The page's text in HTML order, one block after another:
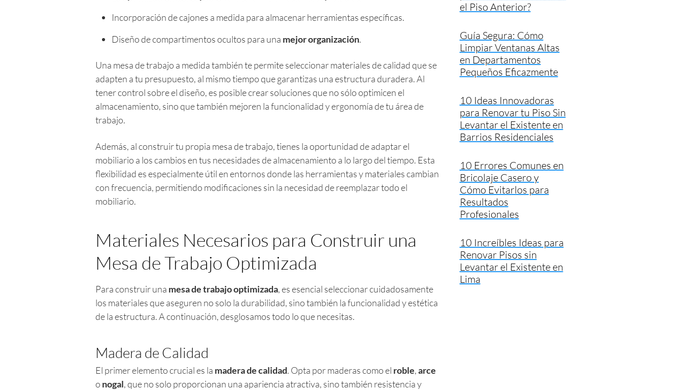
Incorporación de cajones a medida para almacenar herramientas específicas.
Diseño de compartimentos ocultos para una mejor organización.
Una mesa de trabajo a medida también te permite seleccionar materiales de calidad que se
adapten a tu presupuesto, al mismo tiempo que garantizas una estructura duradera. Al
tener control sobre el diseño, es posible crear soluciones que no sólo optimicen el
almacenamiento, sino que también mejoren la funcionalidad y ergonomía de tu área de
trabajo.
Además, al construir tu propia mesa de trabajo, tienes la oportunidad de adaptar el
mobiliario a los cambios en tus necesidades de almacenamiento a lo largo del tiempo. Esta
flexibilidad es especialmente útil en entornos donde las herramientas y materiales cambian
con frecuencia, permitiendo modificaciones sin la necesidad de reemplazar todo el
mobiliario.
Materiales Necesarios para Construir una
Mesa de Trabajo Optimizada
Para construir una mesa de trabajo optimizada, es esencial seleccionar cuidadosamente
los materiales que aseguren no solo la durabilidad, sino también la funcionalidad y estética
de la estructura. A continuación, desglosamos todo lo que necesitas.
Madera de Calidad
El primer elemento crucial es la madera de calidad. Opta por maderas como el roble,arce
o nogal, que no solo proporcionan una apariencia atractiva, sino también resistencia y
el Piso Anterior?
Guía Segura: Cómo
Limpiar Ventanas Altas
en Departamentos
Pequeños Eficazmente
10 Ideas Innovadoras
para Renovar tu Piso Sin
Levantar el Existente en
Barrios Residenciales
10 Errores Comunes en
Bricolaje Casero y
Cómo Evitarlos para
Resultados
Profesionales
10 Increíbles Ideas para
Renovar Pisos sin
Levantar el Existente en
Lima